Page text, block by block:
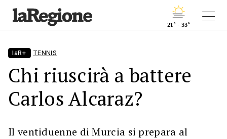
21° - 33°
laR+ TENNIS
Chi riuscirà a battere
Carlos Alcaraz?
Il ventiduenne di Murcia si prepara al